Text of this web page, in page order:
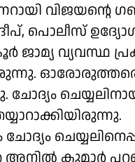
വിജയൻ്റെ
പൊലീസ്
വ്യവസ്ഥ
അനിൽ കുമാർ